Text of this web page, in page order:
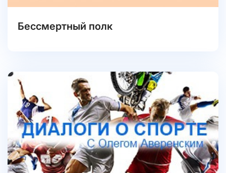
Бессмертный полк